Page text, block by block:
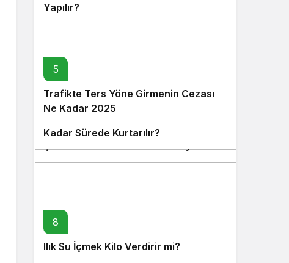
Yapılır?
5
Trafikte Ters Yöne Girmenin Cezası
Ne Kadar 2025
6
Kadar Sürede Kurtarılır?
8
Ilık Su İçmek Kilo Verdirir mi?
9